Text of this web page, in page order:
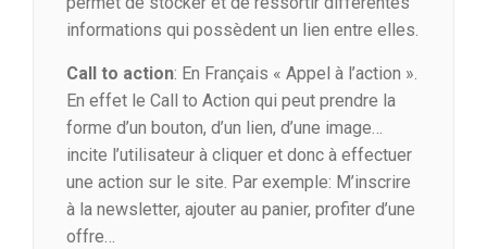
informations qui possèdent un lien entre elles.
Call to action: En Français « Appel à l’action ».
En effet le Call to Action qui peut prendre la
forme d’un bouton, d’un lien, d’une image…
incite l’utilisateur à cliquer et donc à effectuer
une action sur le site. Par exemple: M’inscrire
à la newsletter, ajouter au panier, profiter d’une
offre…